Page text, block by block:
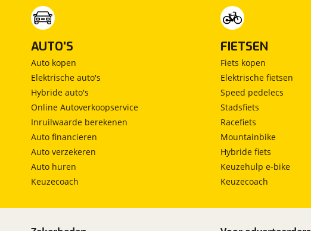
AUTO'S
Auto kopen
Elektrische auto's
Hybride auto's
Online Autoverkoopservice
Inruilwaarde berekenen
Auto financieren
Auto verzekeren
Auto huren
Keuzecoach
FIETSEN
Fiets kopen
Elektrische fietsen
Speed pedelecs
Stadsfiets
Racefiets
Mountainbike
Hybride fiets
Keuzehulp e-bike
Keuzecoach